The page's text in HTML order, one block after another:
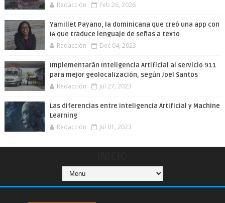
Redacción Feb 26, 2026
Yamillet Payano, la dominicana que creó una app con
IA que traduce lenguaje de señas a texto
Redacción Dec 04, 2023
Implementarán Inteligencia Artificial al servicio 911
para mejor geolocalización, según Joel Santos
Redacción Jul 27, 2023
Las diferencias entre Inteligencia Artificial y Machine
Learning
Redacción Jul 01, 2023